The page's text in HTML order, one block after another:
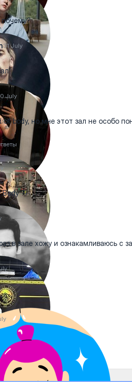
почему?
31 July
July
of body, но мне этот зал не особо
?)
в зале хожу и ознакамливаюсь с